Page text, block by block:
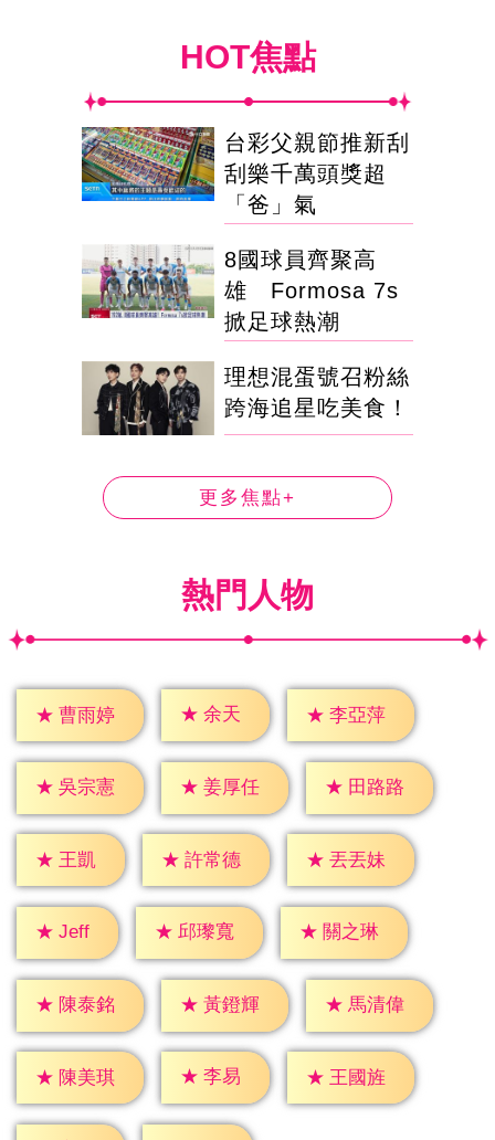
HOT焦點
台彩父親節推新刮
刮樂千萬頭獎超
「爸」氣
8國球員齊聚高
雄 Formosa 7s
掀足球熱潮
理想混蛋號召粉絲
跨海追星吃美食！
更多焦點+
熱門人物
★ 曹雨婷 ★ 余天 ★ 李亞萍
★ 吳宗憲 ★ 姜厚任 ★ 田路路
★ 王凱 ★ 許常德 ★ 丟丟妹
★ Jeff ★ 邱瓈寬 ★ 關之琳
★ 陳泰銘 ★ 黃鐙輝 ★ 馬清偉
★ 陳美琪 ★ 李易 ★ 王國旌